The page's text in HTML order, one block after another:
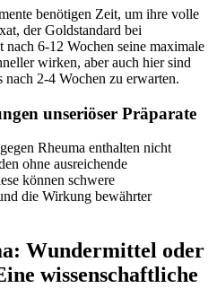
benötigen Zeit, um ihre volle
der Goldstandard bei
6-12 Wochen seine maximale
wirken, aber auch hier sind
nach 2-4 Wochen zu erwarten.
unseriöser Präparate
Rheuma enthalten nicht
ohne ausreichende
können schwere
die Wirkung bewährter
Wundermittel oder
wissenschaftliche